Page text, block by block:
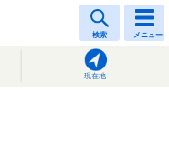
検索 メニュー
現在地